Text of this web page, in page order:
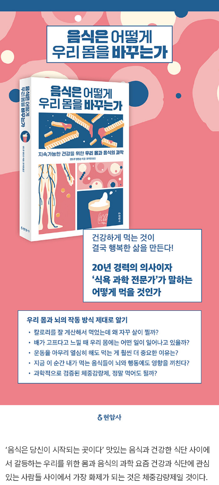
‘음식은 당신이 시작되는 곳이다’ 맛있는 음식과 건강한 식단 사이에
서 갈등하는 우리를 위한 몸과 음식의 과학 요즘 건강과 식단에 관심
있는 사람들 사이에서 가장 화제가 되는 것은 체중감량제일 것이다.